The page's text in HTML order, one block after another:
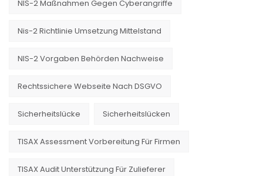
NIS-2 Maßnahmen Gegen Cyberangriffe
Nis-2 Richtlinie Umsetzung Mittelstand
NIS-2 Vorgaben Behörden Nachweise
Rechtssichere Webseite Nach DSGVO
Sicherheitslücke Sicherheitslücken
TISAX Assessment Vorbereitung Für Firmen
TISAX Audit Unterstützung Für Zulieferer